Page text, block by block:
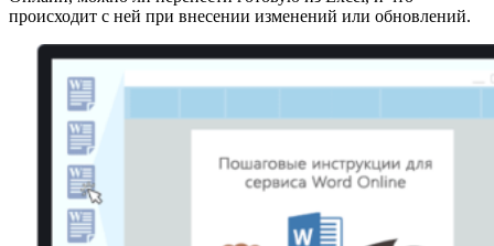
происходит с ней при внесении изменений или обновлений.